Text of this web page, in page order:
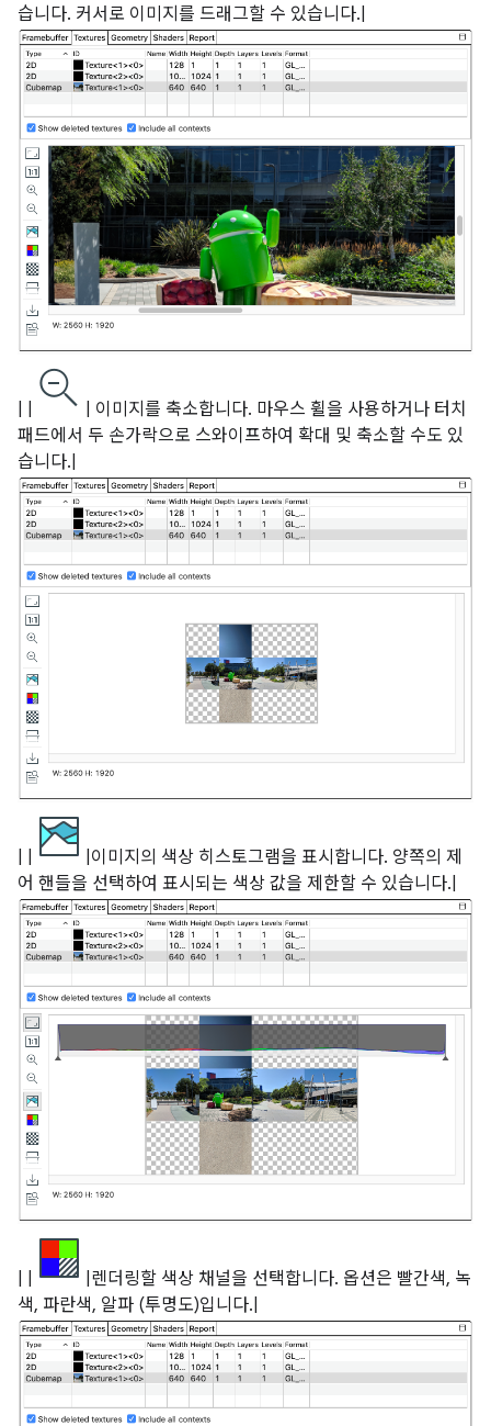
습니다. 커서로 이미지를 드래그할 수 있습니다.|
| 이미지를 축소합니다. 마우스 휠을 사용하거나 터치
패드에서 두 손가락으로 스와이프하여 확대 및 축소할 수도 있
습니다.|
|이미지의 색상 히스토그램을 표시합니다. 양쪽의 제
어 핸들을 선택하여 표시되는 색상 값을 제한할 수 있습니다.|
|렌더링할 색상 채널을 선택합니다. 옵션은 빨간색, 녹
색, 파란색, 알파 (투명도)입니다.|